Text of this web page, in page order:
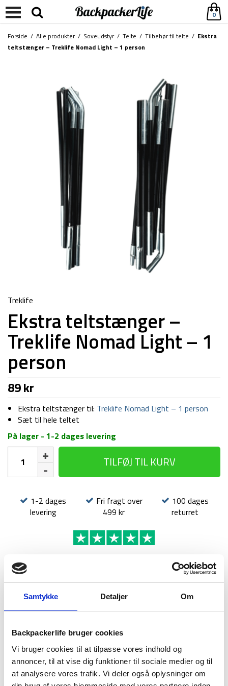
Samtykke Detaljer Om
Backpackerlife bruger cookies
Vi bruger cookies til at tilpasse vores indhold og
annoncer, til at vise dig funktioner til sociale medier og til
at analysere vores trafik. Vi deler også oplysninger om
0
Forside / Alle produkter/ Soveudstyr/ Telte / Tilbehør til telte / Ekstra
teltstænger – Treklife Nomad Light – 1 person
Treklife
Ekstra teltstænger –
Treklife Nomad Light – 1
person
89kr
Ekstra teltstænger til: Treklife Nomad Light – 1 person
Sæt til hele teltet
På lager - 1-2 dages levering
teltstænger
-
Nomad
TILFØJ TIL KURV
1-2 dages
levering
Fri fragt over
499 kr
100 dages
returret
Ekstra teltstænger er et uundværligt tilbehør, når du vil være
de vigtigste dele af dit telt, og skulle en stang knække eller
bøje, kan det hurtigt sætte turen på pause. Med et sæt
ekstra teltstænger i rygsækken har du en pålidelig reserve, så
du altid kan reparere dit telt og fortsætte din tur.